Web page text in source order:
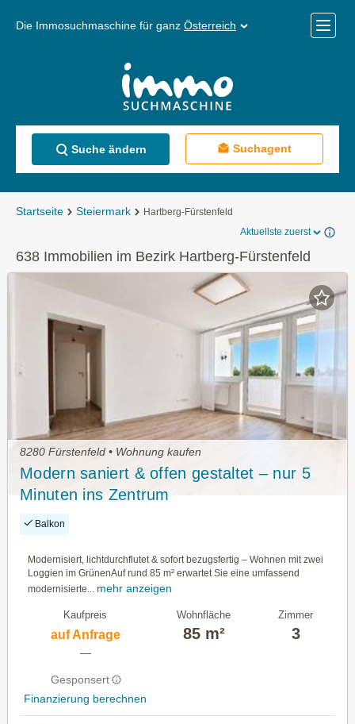
Die Immosuchmaschine für ganz Österreich
Menü
Suche ändern Suchagent
Startseite Steiermark
Hartberg-Fürstenfeld
Aktuellste zuerst
638 Immobilien im Bezirk Hartberg-Fürstenfeld
8280 Fürstenfeld • Wohnung kaufen
Modern saniert & offen gestaltet – nur 5
Minuten ins Zentrum
Balkon
Modernisiert, lichtdurchflutet & sofort bezugsfertig – Wohnen mit zwei
Loggien im GrünenAuf rund 85 m² erwartet Sie eine umfassend
modernisierte...
mehr anzeigen
Kaufpreis
auf Anfrage
—
Gesponsert
Finanzierung berechnen
Wohnfläche
85 m²
Zimmer
3